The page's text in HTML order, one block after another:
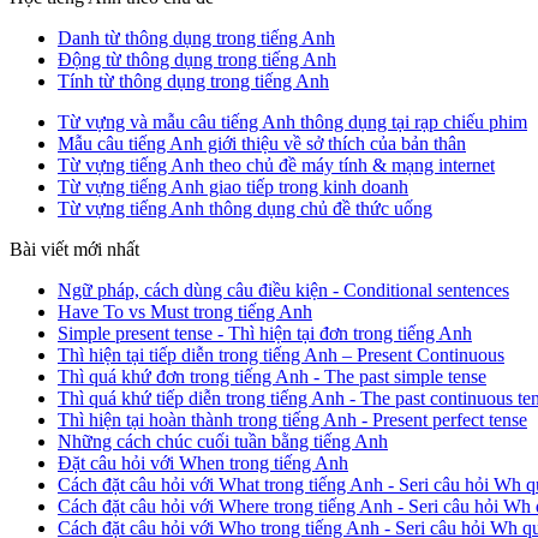
Danh từ thông dụng trong tiếng Anh
Động từ thông dụng trong tiếng Anh
Tính từ thông dụng trong tiếng Anh
Từ vựng và mẫu câu tiếng Anh thông dụng tại rạp chiếu phim
Mẫu câu tiếng Anh giới thiệu về sở thích của bản thân
Từ vựng tiếng Anh theo chủ đề máy tính & mạng internet
Từ vựng tiếng Anh giao tiếp trong kinh doanh
Từ vựng tiếng Anh thông dụng chủ đề thức uống
Bài viết mới nhất
Ngữ pháp, cách dùng câu điều kiện - Conditional sentences
Have To vs Must trong tiếng Anh
Simple present tense - Thì hiện tại đơn trong tiếng Anh
Thì hiện tại tiếp diễn trong tiếng Anh – Present Continuous
Thì quá khứ đơn trong tiếng Anh - The past simple tense
Thì quá khứ tiếp diễn trong tiếng Anh - The past continuous
Thì hiện tại hoàn thành trong tiếng Anh - Present perfect tense
Những cách chúc cuối tuần bằng tiếng Anh
Đặt câu hỏi với When trong tiếng Anh
Cách đặt câu hỏi với What trong tiếng Anh - Seri câu hỏi Wh
Cách đặt câu hỏi với Where trong tiếng Anh - Seri câu hỏi Wh
Cách đặt câu hỏi với Who trong tiếng Anh - Seri câu hỏi Wh